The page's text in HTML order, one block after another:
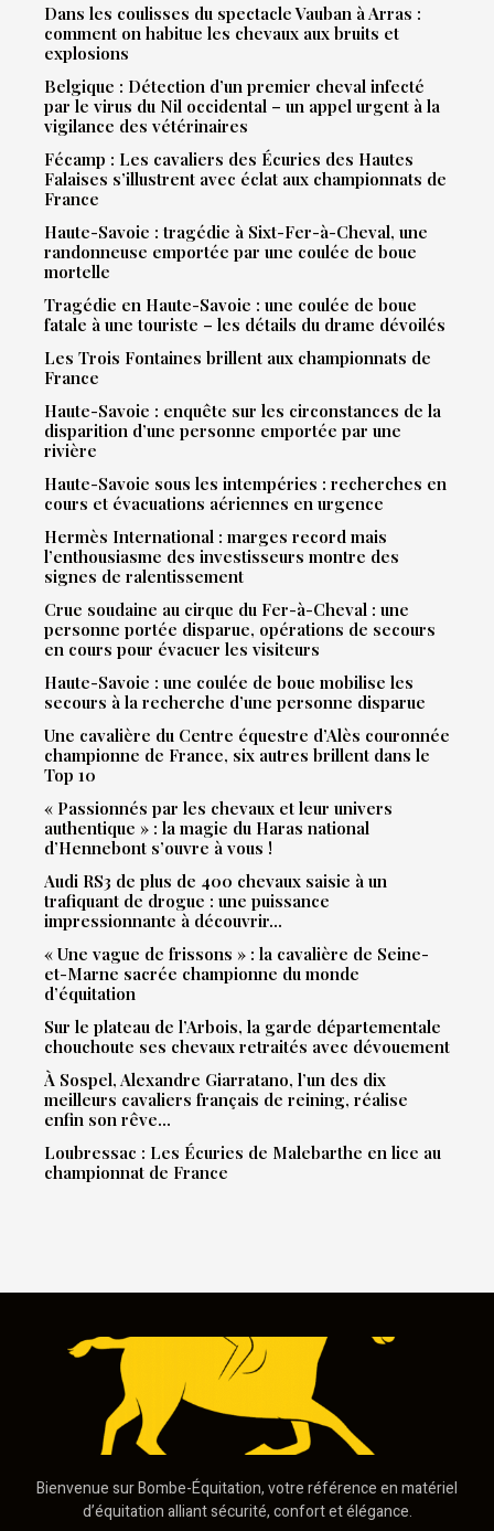
Dans les coulisses du spectacle Vauban à Arras :
comment on habitue les chevaux aux bruits et
explosions
Belgique : Détection d’un premier cheval infecté
par le virus du Nil occidental – un appel urgent à la
vigilance des vétérinaires
Fécamp : Les cavaliers des Écuries des Hautes
Falaises s’illustrent avec éclat aux championnats de
France
Haute-Savoie : tragédie à Sixt-Fer-à-Cheval, une
randonneuse emportée par une coulée de boue
mortelle
Tragédie en Haute-Savoie : une coulée de boue
fatale à une touriste – les détails du drame dévoilés
Les Trois Fontaines brillent aux championnats de
France
Haute-Savoie : enquête sur les circonstances de la
disparition d’une personne emportée par une
rivière
Haute-Savoie sous les intempéries : recherches en
cours et évacuations aériennes en urgence
Hermès International : marges record mais
l’enthousiasme des investisseurs montre des
signes de ralentissement
Crue soudaine au cirque du Fer-à-Cheval : une
personne portée disparue, opérations de secours
en cours pour évacuer les visiteurs
Haute-Savoie : une coulée de boue mobilise les
secours à la recherche d’une personne disparue
Une cavalière du Centre équestre d’Alès couronnée
championne de France, six autres brillent dans le
Top 10
« Passionnés par les chevaux et leur univers
authentique » : la magie du Haras national
d’Hennebont s’ouvre à vous !
Audi RS3 de plus de 400 chevaux saisie à un
trafiquant de drogue : une puissance
impressionnante à découvrir…
« Une vague de frissons » : la cavalière de Seine-
et-Marne sacrée championne du monde
d’équitation
Sur le plateau de l’Arbois, la garde départementale
chouchoute ses chevaux retraités avec dévouement
À Sospel, Alexandre Giarratano, l’un des dix
meilleurs cavaliers français de reining, réalise
enfin son rêve…
Loubressac : Les Écuries de Malebarthe en lice au
championnat de France
Bienvenue sur Bombe-Équitation, votre référence en matériel
d’équitation alliant sécurité, confort et élégance.